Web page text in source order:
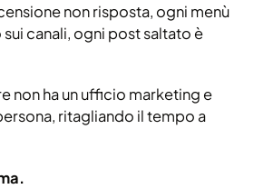
non risposta, ogni menù
canali, ogni post saltato è
non ha un ufficio marketing e
ritagliando il tempo a